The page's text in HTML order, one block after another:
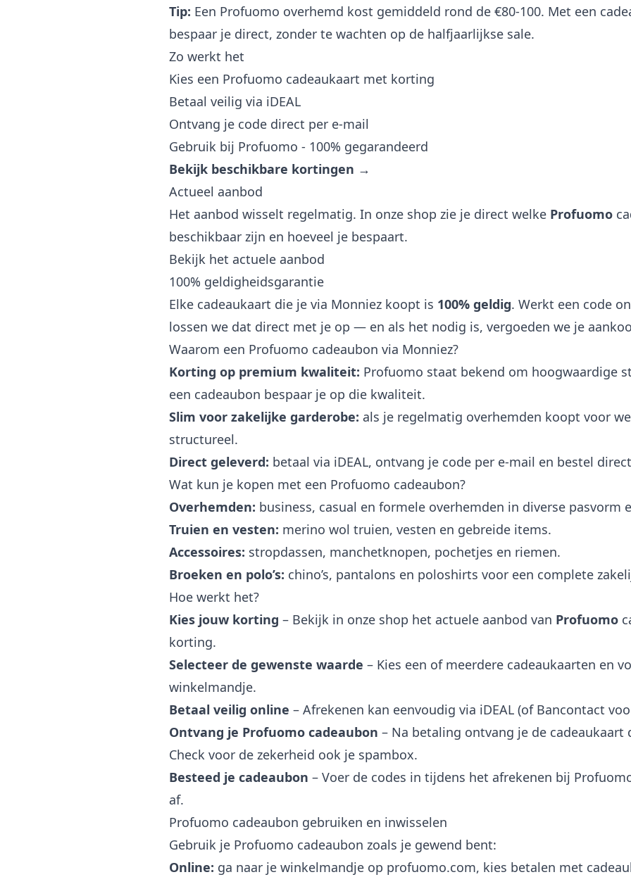
Tip: Een Profuomo overhemd kost gemiddeld rond de €80-100. Met een
bespaar je direct, zonder te wachten op de halfjaarlijkse sale.
Zo werkt het
Kies een Profuomo cadeaukaart met korting
Betaal veilig via iDEAL
Ontvang je code direct per e-mail
Gebruik bij Profuomo - 100% gegarandeerd
Bekijk beschikbare kortingen →
Actueel aanbod
Het aanbod wisselt regelmatig. In onze shop zie je direct welke Profuomo
beschikbaar zijn en hoeveel je bespaart.
Bekijk het actuele aanbod
100% geldigheidsgarantie
Elke cadeaukaart die je via Monniez koopt is 100% geldig. Werkt een code
lossen we dat direct met je op — en als het nodig is, vergoeden we je
Waarom een Profuomo cadeaubon via Monniez?
Korting op premium kwaliteit: Profuomo staat bekend om hoogwaardige
een cadeaubon bespaar je op die kwaliteit.
Slim voor zakelijke garderobe: als je regelmatig overhemden koopt voor
structureel.
Direct geleverd: betaal via iDEAL, ontvang je code per e-mail en bestel
Wat kun je kopen met een Profuomo cadeaubon?
Overhemden: business, casual en formele overhemden in diverse pasvorm
Truien en vesten: merino wol truien, vesten en gebreide items.
Accessoires: stropdassen, manchetknopen, pochetjes en riemen.
Broeken en polo’s: chino’s, pantalons en poloshirts voor een complete
Hoe werkt het?
Kies jouw korting – Bekijk in onze shop het actuele aanbod van Profuomo
korting.
Selecteer de gewenste waarde – Kies een of meerdere cadeaukaarten en
winkelmandje.
Betaal veilig online – Afrekenen kan eenvoudig via iDEAL (of Bancontact
Ontvang je Profuomo cadeaubon – Na betaling ontvang je de cadeaukaart
Check voor de zekerheid ook je spambox.
Besteed je cadeaubon – Voer de codes in tijdens het afrekenen bij
af.
Profuomo cadeaubon gebruiken en inwisselen
Gebruik je Profuomo cadeaubon zoals je gewend bent:
Online: ga naar je winkelmandje op profuomo.com, kies betalen met